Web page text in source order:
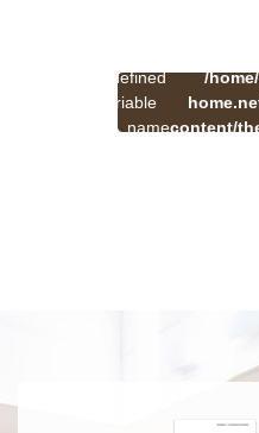
Undefined
variable
$cat_name
/
content/